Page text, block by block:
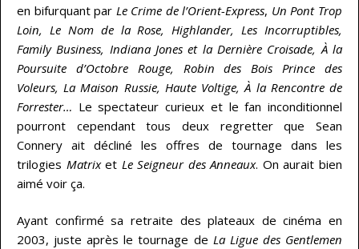
en bifurquant par Le Crime de l’Orient-Express, Un Pont Trop
Loin, Le Nom de la Rose, Highlander, Les Incorruptibles,
Family Business, Indiana Jones et la Dernière Croisade, À la
Poursuite d’Octobre Rouge, Robin des Bois Prince des
Voleurs, La Maison Russie, Haute Voltige, À la Rencontre de
Forrester… Le spectateur curieux et le fan inconditionnel
pourront cependant tous deux regretter que Sean
Connery ait décliné les offres de tournage dans les
trilogies Matrixet Le Seigneur des Anneaux. On aurait bien
aimé voir ça.
Ayant confirmé sa retraite des plateaux de cinéma en
2003, juste après le tournage de La Ligue des Gentlemen